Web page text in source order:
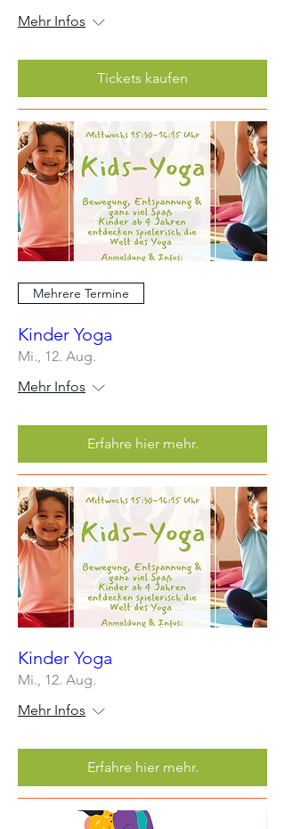
Mehr Infos
Tickets kaufen
Mehrere Termine
Kinder Yoga
Mi., 12. Aug.
Mehr Infos
Erfahre hier mehr.
Kinder Yoga
Mi., 12. Aug.
Mehr Infos
Erfahre hier mehr.